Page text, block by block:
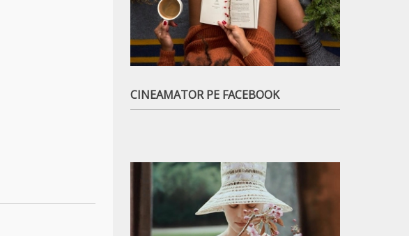
CINEAMATOR PE FACEBOOK